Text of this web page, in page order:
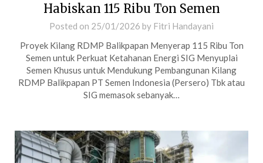
Habiskan 115 Ribu Ton Semen
Posted on 25/01/2026 by Fitri Handayani
Proyek Kilang RDMP Balikpapan Menyerap 115 Ribu Ton
Semen untuk Perkuat Ketahanan Energi SIG Menyuplai
Semen Khusus untuk Mendukung Pembangunan Kilang
RDMP Balikpapan PT Semen Indonesia (Persero) Tbk atau
SIG memasok sebanyak…